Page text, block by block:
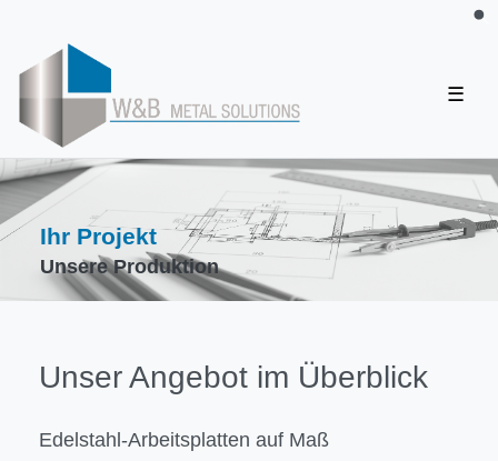
☰
Ihr Projekt
Unsere Produktion
Unser Angebot im Überblick
Edelstahl-Arbeitsplatten auf Maß